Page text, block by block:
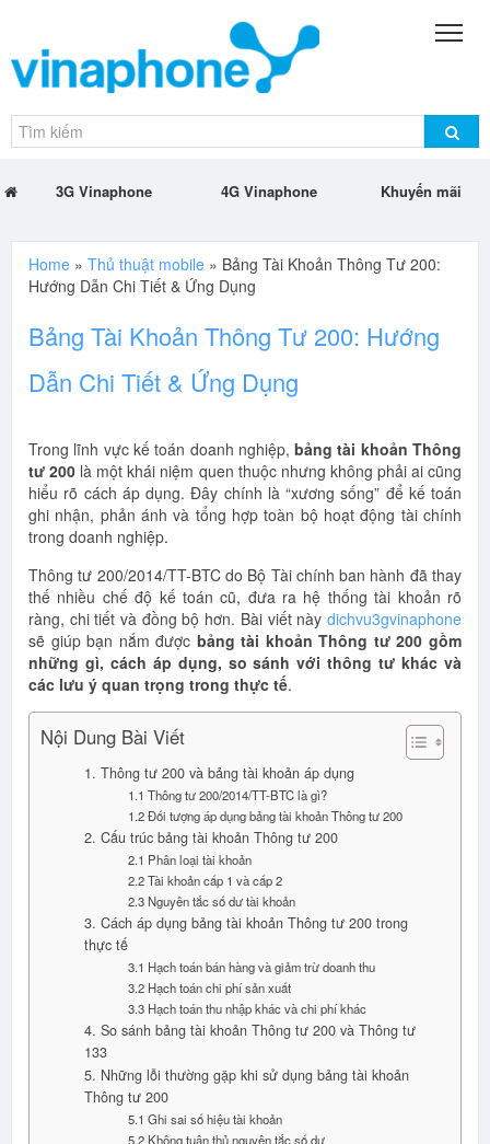
3G Vinaphone 4G Vinaphone Khuyến mãi
Home » Thủ thuật mobile » Bảng Tài Khoản Thông Tư 200:
Hướng Dẫn Chi Tiết & Ứng Dụng
Bảng Tài Khoản Thông Tư 200: Hướng
Dẫn Chi Tiết & Ứng Dụng
Trong lĩnh vực kế toán doanh nghiệp,bảng tài khoản Thông
tư 200 là một khái niệm quen thuộc nhưng không phải ai cũng
hiểu rõ cách áp dụng. Đây chính là “xương sống” để kế toán
ghi nhận, phản ánh và tổng hợp toàn bộ hoạt động tài chính
trong doanh nghiệp.
Thông tư 200/2014/TT-BTC do Bộ Tài chính ban hành đã thay
thế nhiều chế độ kế toán cũ, đưa ra hệ thống tài khoản rõ
ràng, chi tiết và đồng bộ hơn. Bài viết này dichvu3gvinaphone
sẽ giúp bạn nắm được bảng tài khoản Thông tư 200 gồm
những gì, cách áp dụng, so sánh với thông tư khác và
các lưu ý quan trọng trong thực tế.
Nội Dung Bài Viết
1. Thông tư 200 và bảng tài khoản áp dụng
1.1 Thông tư 200/2014/TT-BTC là gì?
1.2 Đối tượng áp dụng bảng tài khoản Thông tư 200
2. Cấu trúc bảng tài khoản Thông tư 200
2.1 Phân loại tài khoản
2.2 Tài khoản cấp 1 và cấp 2
2.3 Nguyên tắc số dư tài khoản
3. Cách áp dụng bảng tài khoản Thông tư 200 trong
thực tế
3.1 Hạch toán bán hàng và giảm trừ doanh thu
3.2 Hạch toán chi phí sản xuất
3.3 Hạch toán thu nhập khác và chi phí khác
4. So sánh bảng tài khoản Thông tư 200 và Thông tư
133
5. Những lỗi thường gặp khi sử dụng bảng tài khoản
Thông tư 200
5.1 Ghi sai số hiệu tài khoản
5.2 Không tuân thủ nguyên tắc số dư